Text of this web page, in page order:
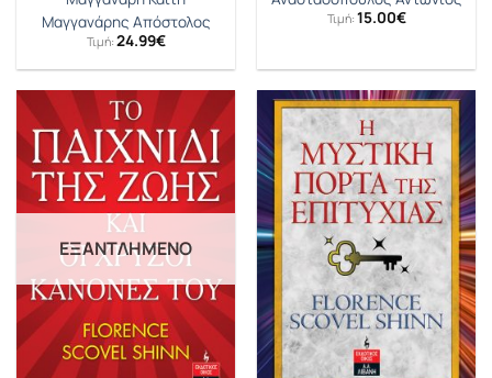
Μαγγανάρης Απόστολος
Τιμή: 24.99€
Τιμή: 15.00€
ΕΞΑΝΤΛΗΜΈΝΟ